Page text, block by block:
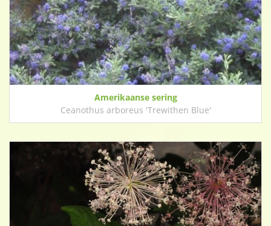
Amerikaanse sering
Ceanothus arboreus 'Trewithen Blue'